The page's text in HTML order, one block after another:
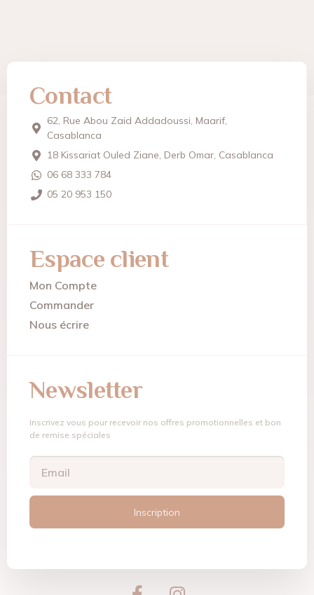
Contact
62, Rue Abou Zaid Addadoussi, Maarif,
Casablanca
18 Kissariat Ouled Ziane, Derb Omar, Casablanca
06 68 333 784
05 20 953 150
Espace client
Mon Compte
Commander
Nous écrire
Newsletter
Inscrivez vous pour recevoir nos offres promotionnelles et bon
de remise spéciales
Inscription